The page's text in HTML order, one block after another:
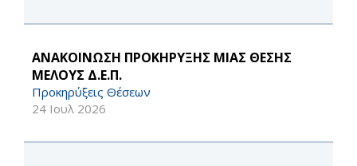
ΑΝΑΚΟΙΝΩΣΗ ΠΡΟΚΗΡΥΞΗΣ ΜΙΑΣ ΘΕΣΗΣ
ΜΕΛΟΥΣ Δ.Ε.Π.
Προκηρύξεις Θέσεων
24 Ιουλ 2026